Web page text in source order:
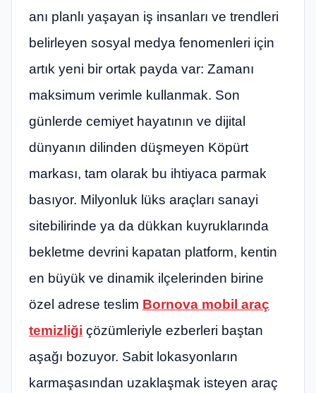
anı planlı yaşayan iş insanları ve trendleri
belirleyen sosyal medya fenomenleri için
artık yeni bir ortak payda var: Zamanı
maksimum verimle kullanmak. Son
günlerde cemiyet hayatının ve dijital
dünyanın dilinden düşmeyen Köpürt
markası, tam olarak bu ihtiyaca parmak
basıyor. Milyonluk lüks araçları sanayi
sitebilirinde ya da dükkan kuyruklarında
bekletme devrini kapatan platform, kentin
en büyük ve dinamik ilçelerinden birine
özel adrese teslim Bornova mobil araç
temizliği çözümleriyle ezberleri baştan
aşağı bozuyor. Sabit lokasyonların
karmaşasından uzaklaşmak isteyen araç